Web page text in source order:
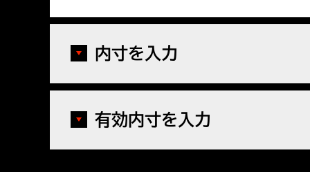
内寸を入力
有効内寸を入力